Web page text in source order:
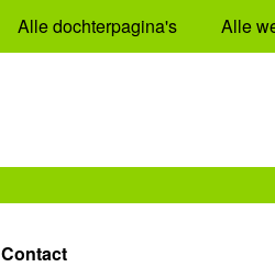
Alle dochterpagina's Alle
Contact